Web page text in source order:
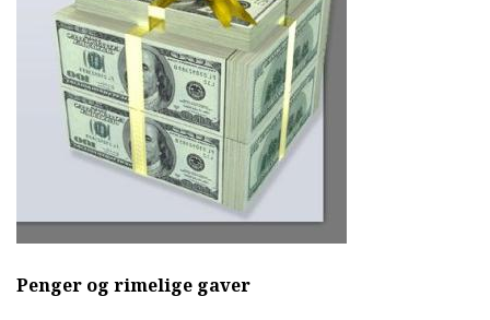
Penger og rimelige gaver